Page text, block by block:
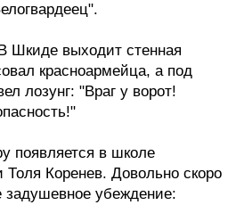
Шкиде выходит стенная
красноармейца, а под
лозунг: "Враг у ворот!
появляется в школе
Коренев. Довольно скоро
задушевное убеждение: